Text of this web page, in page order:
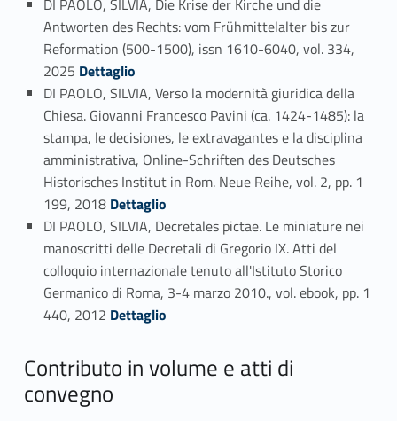
Antworten des Rechts: vom Frühmittelalter bis zur
Reformation (500-1500), issn 1610-6040, vol. 334,
2025 Link identifier #identifier_person_923-11
Dettaglio
DI PAOLO, SILVIA, Verso la modernità giuridica della
Chiesa. Giovanni Francesco Pavini (ca. 1424-1485): la
stampa, le decisiones, le extravagantes e la disciplina
amministrativa, Online-Schriften des Deutsches
Historisches Institut in Rom. Neue Reihe, vol. 2, pp. 1
199, 2018 Link identifier #identifier_person_68098-12
Dettaglio
DI PAOLO, SILVIA, Decretales pictae. Le miniature nei
manoscritti delle Decretali di Gregorio IX. Atti del
colloquio internazionale tenuto all'Istituto Storico
Germanico di Roma, 3-4 marzo 2010., vol. ebook, pp. 1
440, 2012 Link identifier #identifier_person_193789-13
Dettaglio
Contributo in volume e atti di
convegno